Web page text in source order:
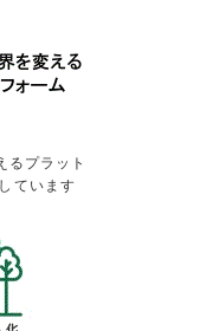
るプラット
ています